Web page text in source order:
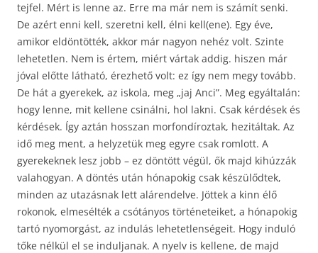
tejfel. Mért is lenne az. Erre ma már nem is számít senki.
De azért enni kell, szeretni kell, élni kell(ene). Egy éve,
amikor eldöntötték, akkor már nagyon nehéz volt. Szinte
lehetetlen. Nem is értem, miért vártak addig. hiszen már
jóval előtte látható, érezhető volt: ez így nem megy tovább.
De hát a gyerekek, az iskola, meg „jaj Anci”. Meg egyáltalán:
hogy lenne, mit kellene csinálni, hol lakni. Csak kérdések és
kérdések. Így aztán hosszan morfondíroztak, hezitáltak. Az
idő meg ment, a helyzetük meg egyre csak romlott. A
gyerekeknek lesz jobb – ez döntött végül, ők majd kihúzzák
valahogyan. A döntés után hónapokig csak készülődtek,
minden az utazásnak lett alárendelve. Jöttek a kinn élő
rokonok, elmesélték a csótányos történeteiket, a hónapokig
tartó nyomorgást, az indulás lehetetlenségeit. Hogy induló
tőke nélkül el se induljanak. A nyelv is kellene, de majd